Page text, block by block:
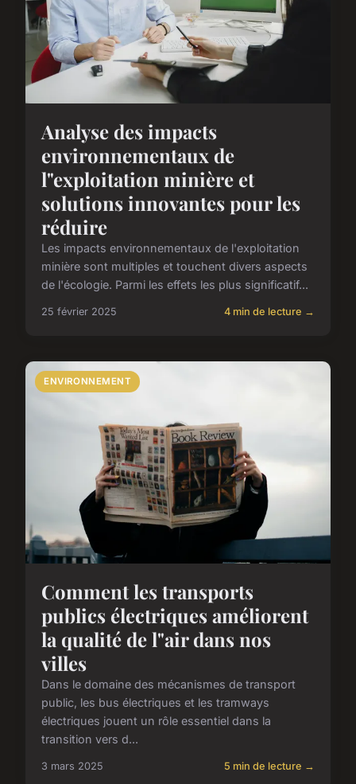
Analyse des impacts
environnementaux de
l"exploitation minière et
solutions innovantes pour les
réduire
Les impacts environnementaux de l'exploitation
minière sont multiples et touchent divers aspects
de l'écologie. Parmi les effets les plus significatif...
25 février 2025 4 min de lecture →
ENVIRONNEMENT
Comment les transports
publics électriques améliorent
la qualité de l"air dans nos
villes
Dans le domaine des mécanismes de transport
public, les bus électriques et les tramways
électriques jouent un rôle essentiel dans la
transition vers d...
3 mars 2025 5 min de lecture →